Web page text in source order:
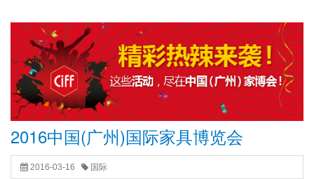
2016中国(广州)国际家具博览会
2016-03-16 国际